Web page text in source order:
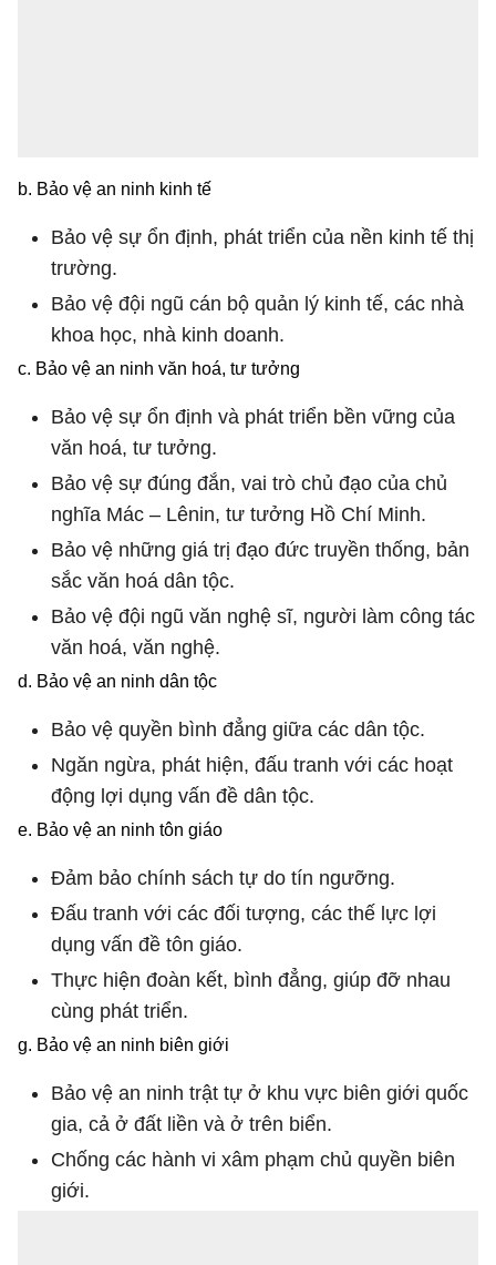
b. Bảo vệ an ninh kinh tế
Bảo vệ sự ổn định, phát triển của nền kinh tế thị
trường.
Bảo vệ đội ngũ cán bộ quản lý kinh tế, các nhà
khoa học, nhà kinh doanh.
c. Bảo vệ an ninh văn hoá, tư tưởng
Bảo vệ sự ổn định và phát triển bền vững của
văn hoá, tư tưởng.
Bảo vệ sự đúng đắn, vai trò chủ đạo của chủ
nghĩa Mác – Lênin, tư tưởng Hồ Chí Minh.
Bảo vệ những giá trị đạo đức truyền thống, bản
sắc văn hoá dân tộc.
Bảo vệ đội ngũ văn nghệ sĩ, người làm công tác
văn hoá, văn nghệ.
d. Bảo vệ an ninh dân tộc
Bảo vệ quyền bình đẳng giữa các dân tộc.
Ngăn ngừa, phát hiện, đấu tranh với các hoạt
động lợi dụng vấn đề dân tộc.
e. Bảo vệ an ninh tôn giáo
Đảm bảo chính sách tự do tín ngưỡng.
Đấu tranh với các đối tượng, các thế lực lợi
dụng vấn đề tôn giáo.
Thực hiện đoàn kết, bình đẳng, giúp đỡ nhau
cùng phát triển.
g. Bảo vệ an ninh biên giới
Bảo vệ an ninh trật tự ở khu vực biên giới quốc
gia, cả ở đất liền và ở trên biển.
Chống các hành vi xâm phạm chủ quyền biên
giới.